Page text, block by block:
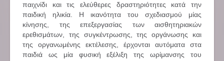
παιχνίδι και τις ελεύθερες δραστηριότητες κατά την
παιδική ηλικία. Η ικανότητα του σχεδιασμού μίας
κίνησης, της επεξεργασίας των αισθητηριακών
ερεθισμάτων, της συγκέντρωσης, της οργάνωσης και
της οργανωμένης εκτέλεσης, έρχονται αυτόματα στα
παιδιά ως μία φυσική εξέλιξη της ωρίμανσης του